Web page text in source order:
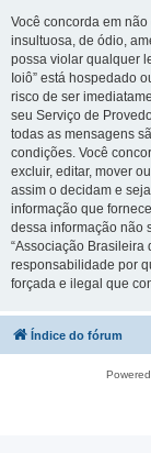
Você concorda em
insultuosa, de ódio,
possa violar qualquer
Ioiô” está hospedado
risco de ser
seu Serviço de
todas as mensagens
condições. Você
excluir, editar, mover
assim o decidam e
informação que
dessa informação não
“Associação Brasileira
responsabilidade por
forçada e ilegal que
Índice do fórum